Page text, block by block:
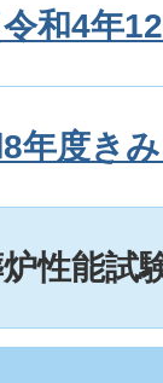
和4年
年度き
性能試